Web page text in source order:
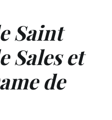
Saint
Sales et
de